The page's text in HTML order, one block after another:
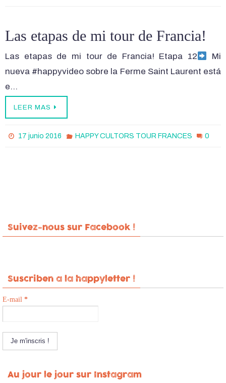
Las etapas de mi tour de Francia!
Las etapas de mi tour de Francia! Etapa 12
Mi
nueva #happyvideo sobre la Ferme Saint Laurent está
e…
LEER MAS
17 junio 2016 HAPPY CULTORS TOUR FRANCES 0
Suivez-nous sur Facebook !
Suscriben a la happyletter !
E-mail *
Au jour le jour sur Instagram